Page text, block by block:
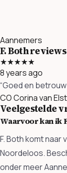
Aannemers
F. Both reviews
★★★★★
8 years ago
“Goed en
COCorina van Elst
Veelgestelde
Waarvoor kan ik
F. Both komt naar
Noordeloos.
onder meer